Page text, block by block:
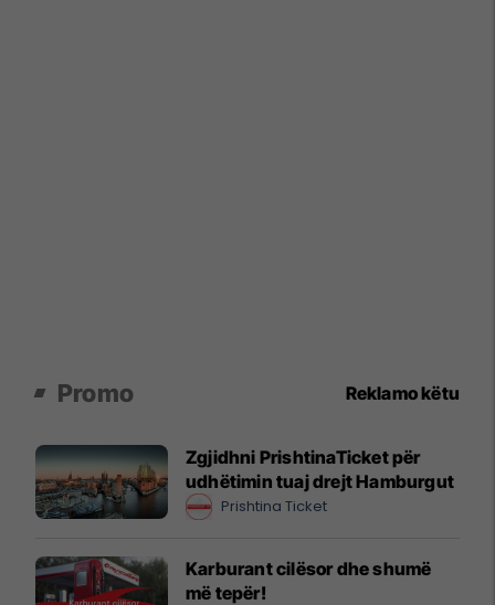
Promo Reklamo këtu
Zgjidhni PrishtinaTicket për
udhëtimin tuaj drejt Hamburgut
Prishtina Ticket
Karburant cilësor dhe shumë
më tepër!